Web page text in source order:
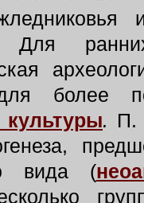
Для
более
культуры. П.
вида (